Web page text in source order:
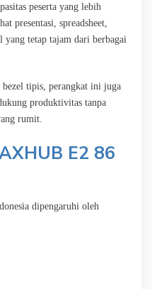
peserta yang lebih
presentasi, spreadsheet,
yang tetap tajam dari berbagai
bezel tipis, perangkat ini juga
produktivitas tanpa
rumit.
E2 86
dipengaruhi oleh